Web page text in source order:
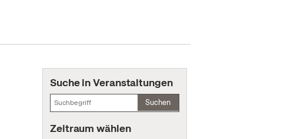
Suche in Veranstaltungen
Suchen
Zeitraum wählen